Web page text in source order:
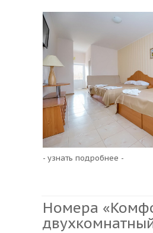
- узнать подробнее -
Номера